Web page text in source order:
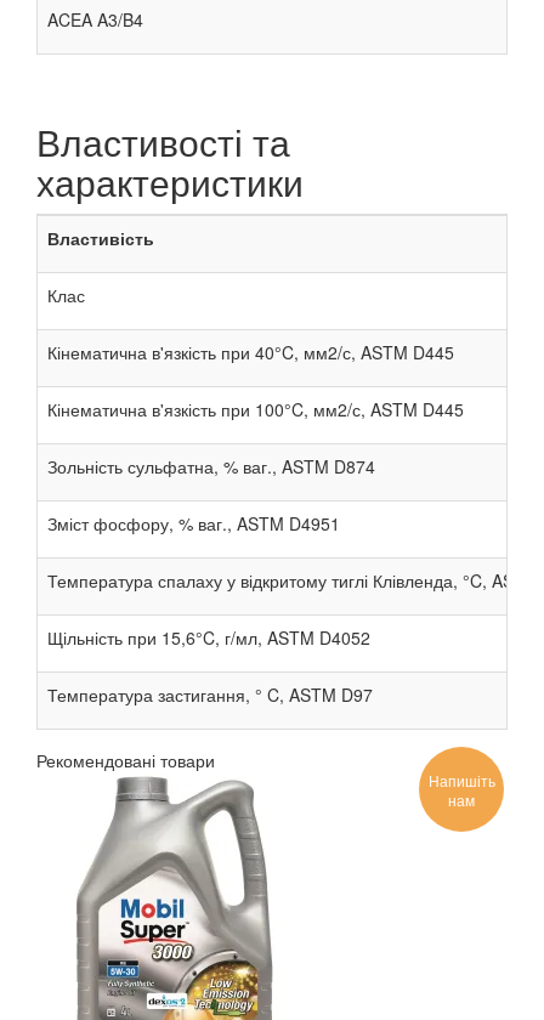
ACEA A3/B4
Властивості та
характеристики
Властивість
Клас
Кінематична в'язкість при 40°C, мм2/с, ASTM D445
Кінематична в'язкість при 100°C, мм2/с, ASTM D445
Зольність сульфатна, % ваг., ASTM D874
Зміст фосфору, % ваг., ASTM D4951
Температура спалаху у відкритому тиглі Клівленда, °C,
Щільність при 15,6°C, г/мл, ASTM D4052
Температура застигання, ° C, ASTM D97
Рекомендовані товари
Напишіть
нам